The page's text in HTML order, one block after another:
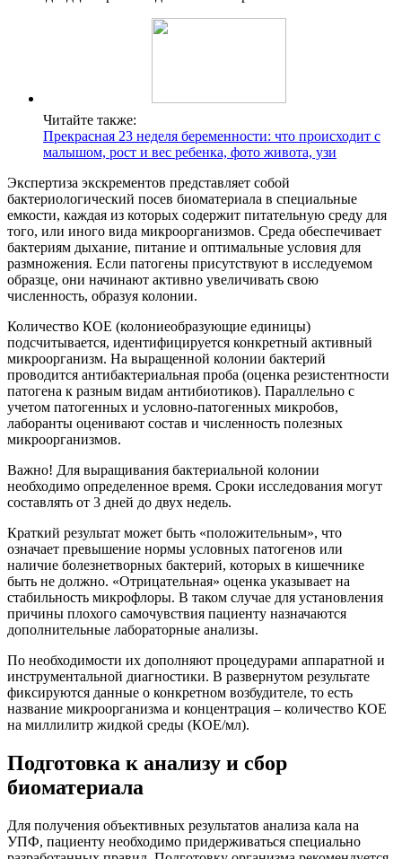
Читайте также:
Прекрасная 23 неделя беременности: что происходит с
малышом, рост и вес ребенка, фото живота, узи
Экспертиза экскрементов представляет собой
бактериологический посев биоматериала в специальные
емкости, каждая из которых содержит питательную среду для
того, или иного вида микроорганизмов. Среда обеспечивает
бактериям дыхание, питание и оптимальные условия для
размножения. Если патогены присутствуют в исследуемом
образце, они начинают активно увеличивать свою
численность, образуя колонии.
Количество КОЕ (колониеобразующие единицы)
подсчитывается, идентифицируется конкретный активный
микроорганизм. На выращенной колонии бактерий
проводится антибактериальная проба (оценка резистентности
патогена к разным видам антибиотиков). Параллельно с
учетом патогенных и условно-патогенных микробов,
лаборанты оценивают состав и численность полезных
микроорганизмов.
Важно! Для выращивания бактериальной колонии
необходимо определенное время. Сроки исследования могут
составлять от 3 дней до двух недель.
Краткий результат может быть «положительным», что
означает превышение нормы условных патогенов или
наличие болезнетворных бактерий, которых в кишечнике
быть не должно. «Отрицательная» оценка указывает на
стабильность микрофлоры. В таком случае для установления
причины плохого самочувствия пациенту назначаются
дополнительные лабораторные анализы.
По необходимости их дополняют процедурами аппаратной и
инструментальной диагностики. В развернутом результате
фиксируются данные о конкретном возбудителе, то есть
название микроорганизма и концентрация – количество КОЕ
на миллилитр жидкой среды (КОЕ/мл).
Подготовка к анализу и сбор
биоматериала
Для получения объективных результатов анализа кала на
УПФ, пациенту необходимо придерживаться специально